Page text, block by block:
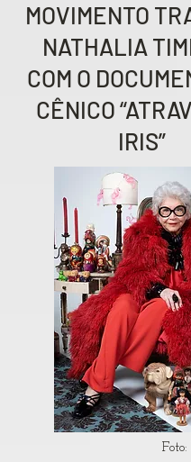
MOVIMENTO
NATHALIA
COM O
CÊNICO
IRIS”